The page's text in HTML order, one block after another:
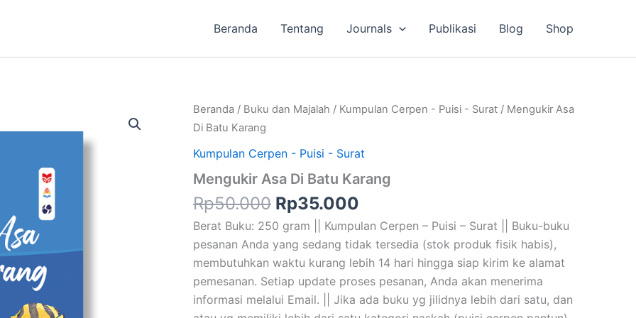
Beranda Tentang Journals Publikasi Blog Shop
Beranda / Buku dan Majalah / Kumpulan Cerpen - Puisi - Surat / Mengukir Asa
Di Batu Karang
Kumpulan Cerpen - Puisi - Surat
Mengukir Asa Di Batu Karang
Rp50.000
Harga
adalah:
Rp50.000.
Rp35.000
Harga
ini
adalah:
Rp35.000.
Berat Buku: 250 gram || Kumpulan Cerpen – Puisi – Surat || Buku-buku
pesanan Anda yang sedang tidak tersedia (stok produk fisik habis),
membutuhkan waktu kurang lebih 14 hari hingga siap kirim ke alamat
pemesanan. Setiap update proses pesanan, Anda akan menerima
informasi melalui Email. || Jika ada buku yg jilidnya lebih dari satu, dan